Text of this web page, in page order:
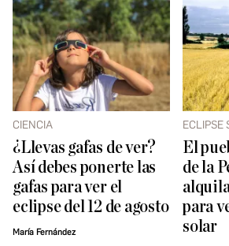
CIENCIA
¿Llevas gafas de ver?
Así debes ponerte las
gafas para ver el
eclipse del 12 de agosto
María Fernández
ECLIPSE
El
de la
para
solar